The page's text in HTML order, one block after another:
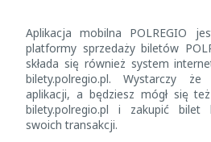
Aplikacja mobilna POLREGIO
platformy sprzedaży biletów
składa się również system
bilety.polregio.pl. Wystarczy
aplikacji, a będziesz mógł się
bilety.polregio.pl i zakupić bilet
swoich transakcji.